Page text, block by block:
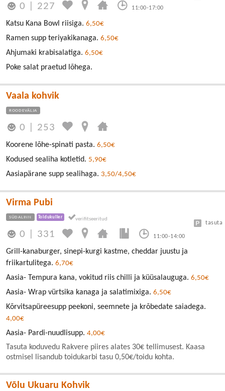
0 227 11:00-17:00
Katsu Kana Bowl riisiga. 6,50€
Ramen supp teriyakikanaga. 6,50€
Ahjumaki krabisalatiga. 6,50€
Poke salat praetud lõhega.
Vaala kohvik
ROODEVÄLJA
0 253
Koorene lõhe-spinati pasta. 6,50€
Kodused sealiha kotletid. 5,90€
Aasiapärane supp sealihaga. 3,50/4,50€
Virma Pubi
SÜDALINN Toidukuller
0 331 11:00-14:00
tasuta
Grill-kanaburger, sinepi-kurgi kastme, cheddar juustu ja
friikartulitega. 6,70€
Aasia- Tempura kana, vokitud riis chilli ja küüsalauguga. 6,50€
Aasia- Wrap vürtsika kanaga ja salatimixiga. 6,50€
Kõrvitsapüreesupp peekoni, seemnete ja krõbedate saiadega.
4,00€
Aasia- Pardi-nuudlisupp. 4,00€
Tasuta koduvedu Rakvere piires alates 30€ tellimusest. Kaasa
ostmisel lisandub toidukarbi tasu 0,50€/toidu kohta.
Võlu Ukuaru Kohvik